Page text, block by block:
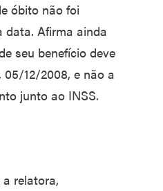
óbito não foi
data. Afirma ainda
seu benefício deve
12/2008, e não a
junto ao INSS.
relatora,